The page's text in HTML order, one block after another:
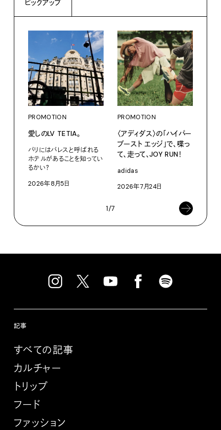
ピックアップ
PROMOTION
愛しのLV TETIA。
パリにはパレスと呼ばれる
ホテルがあることを知ってい
るかい？
2026年8月5日
PROMOTION
〈アディダス〉の「ハイパー
ブースト エッジ」で、喋っ
て、走って、JOY RUN！
adidas
2026年7月24日
1/7
記事
すべての記事
カルチャー
トリップ
フード
ファッション